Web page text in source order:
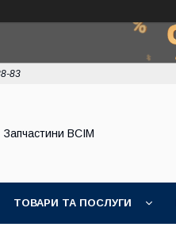
83
Запчастини ВСІМ
ТОВАРИ ТА ПОСЛУГИ